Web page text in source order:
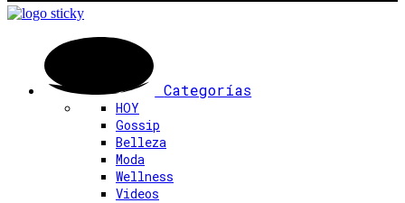
Categorías
HOY
Gossip
Belleza
Moda
Wellness
Videos